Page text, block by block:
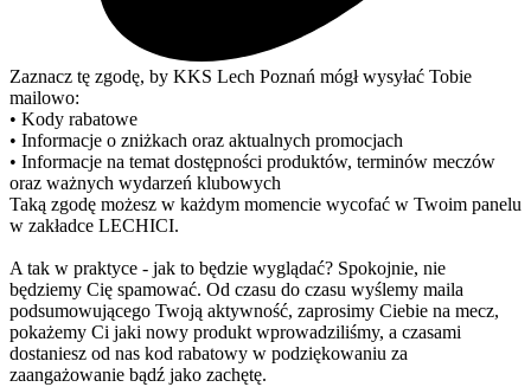
Zaznacz tę zgodę, by KKS Lech Poznań mógł wysyłać Tobie
mailowo:
• Kody rabatowe
• Informacje o zniżkach oraz aktualnych promocjach
• Informacje na temat dostępności produktów, terminów meczów
oraz ważnych wydarzeń klubowych
Taką zgodę możesz w każdym momencie wycofać w Twoim panelu
w zakładce LECHICI.
A tak w praktyce - jak to będzie wyglądać? Spokojnie, nie
będziemy Cię spamować. Od czasu do czasu wyślemy maila
podsumowującego Twoją aktywność, zaprosimy Ciebie na mecz,
pokażemy Ci jaki nowy produkt wprowadziliśmy, a czasami
dostaniesz od nas kod rabatowy w podziękowaniu za
zaangażowanie bądź jako zachętę.